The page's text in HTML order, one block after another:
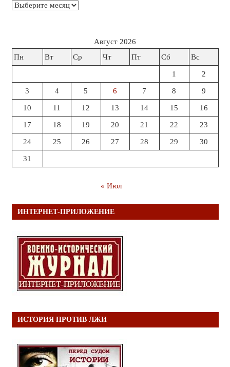
Архивы
Август 2026
Пн
Вт Ср Чт Пт Сб Вс
1 2
3 4 5 6 7 8 9
10 11 12 13 14 15 16
17 18 19 20 21 22 23
24 25 26 27 28 29 30
31
« Июл
ИНТЕРНЕТ-ПРИЛОЖЕНИЕ
ИСТОРИЯ ПРОТИВ ЛЖИ